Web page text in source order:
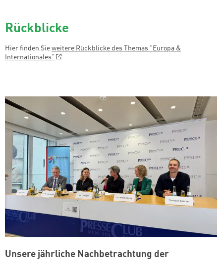
Rückblicke
Hier finden Sie weitere Rückblicke des Themas "Europa &
Internationales"
Unsere jährliche Nachbetrachtung der